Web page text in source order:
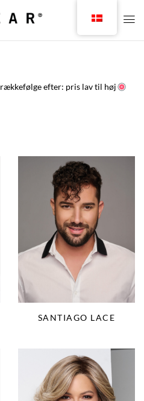
rækkefølge efter: pris lav til høj
SANTIAGO LACE